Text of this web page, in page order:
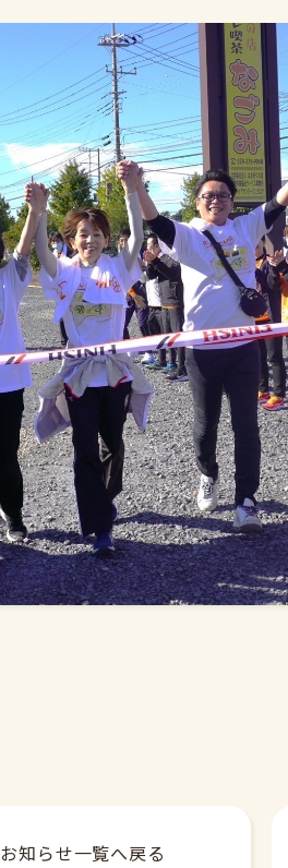
お知らせ一覧へ戻る